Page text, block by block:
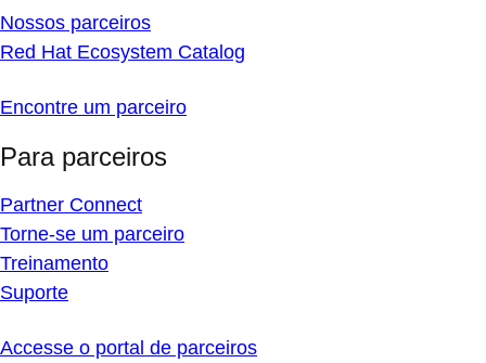
Nossos parceiros
Red Hat Ecosystem Catalog
Encontre um parceiro
Para parceiros
Partner Connect
Torne-se um parceiro
Treinamento
Suporte
Accesse o portal de parceiros